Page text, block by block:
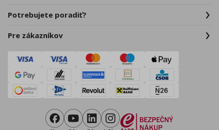
Potrebujete poradiť?
Pre zákazníkov